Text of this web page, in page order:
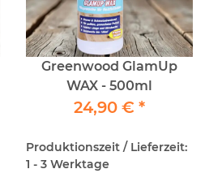
Greenwood GlamUp
WAX - 500ml
24,90 € *
Produktionszeit / Lieferzeit:
1 - 3 Werktage